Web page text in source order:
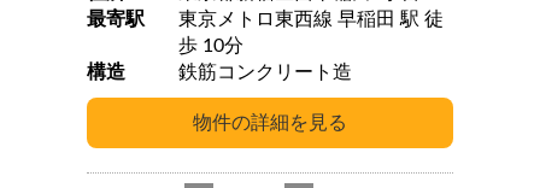
最寄駅
東京メトロ東西線 早稲田 駅 徒
歩 10分
構造
鉄筋コンクリート造